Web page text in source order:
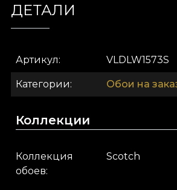
Ceea ce distinge tapetul
țesută. Privit de aproape,
Versatilitate
Living "Tone-sur-Tone":
Băi cu personalitate:Tapetul
cu plăcile din travertin sau
ДЕТАЛИ
Артикул VLDLW1573S
Категории Обои на
Коллекции
Коллекция
обоев
Scotch